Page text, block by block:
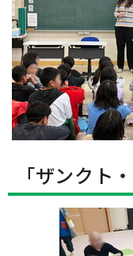
「ザンクト